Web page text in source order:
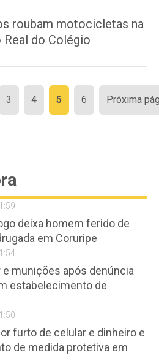
roubam motocicletas na
do Colégio
3 4 5 6 Próxima
deixa homem ferido de
em Coruripe
munições após denúncia
estabelecimento de
furto de celular e dinheiro e
de medida protetiva em